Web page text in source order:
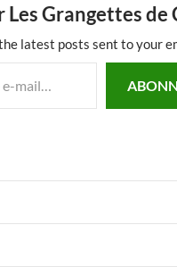
Les Grangettes de
latest posts sent to your